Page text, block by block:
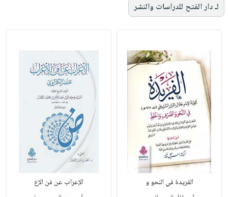
لـ دار الفتح للدراسات والنشر
الفريدة في النحو و الإعراب عن فن الإع